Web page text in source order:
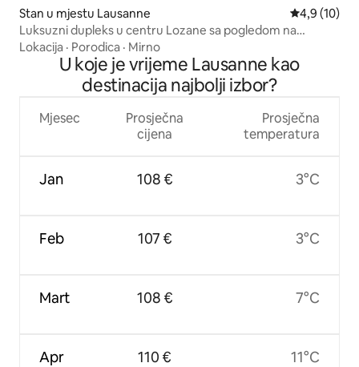
Stan u mjestu Lausanne prosječna
4,9 (10)
Luksuzni dupleks u centru Lozane sa pogledom na
katedralu sa krova
Lokacija · Porodica · Mirno
U koje je vrijeme Lausanne kao
destinacija najbolji izbor?
Mjesec
Jan
Feb
Mart
Apr
Prosječna
cijena
108 €
107 €
108 €
110 €
Prosječna
temperatura
3°C
3°C
7°C
11°C